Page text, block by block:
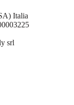
Italia
srl